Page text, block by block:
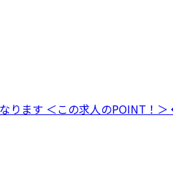
ります ＜この求人のPOINT！